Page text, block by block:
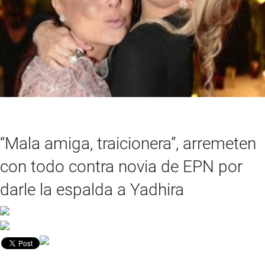
“Mala amiga, traicionera”, arremeten
con todo contra novia de EPN por
darle la espalda a Yadhira